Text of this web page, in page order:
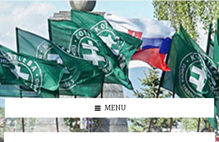
олимп казино
Preskočiť
Preskočiť
panel
Preskočiť
panel
Preskočiť
MENU